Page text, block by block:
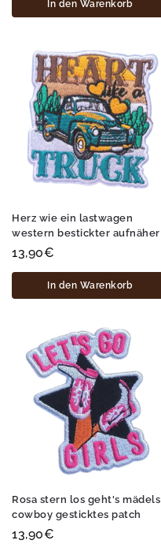
In den Warenkorb
Herz wie ein lastwagen
western bestickter aufnäher
13,90€
In den Warenkorb
Rosa stern los geht's mädels
cowboy gesticktes patch
13,90€